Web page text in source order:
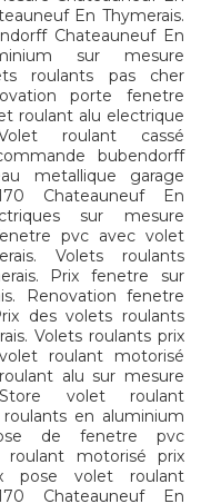
En Thymerais.
Chateauneuf En
sur mesure
roulants pas cher
porte fenetre
roulant alu electrique
roulant cassé
bubendorff
metallique garage
Chateauneuf En
sur mesure
pvc avec volet
Volets roulants
Prix fenetre sur
Renovation fenetre
des volets roulants
Volets roulants prix
roulant motorisé
alu sur mesure
volet roulant
en aluminium
de fenetre pvc
roulant motorisé prix
pose volet roulant
Chateauneuf En